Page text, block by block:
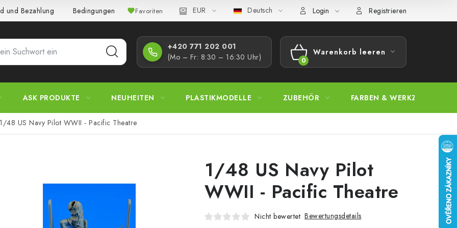
und Bezahlung Bedingungen und Konditionen Datenschutzbestimmungen Beschwerdeverfahren Großhandel
Favoriten EUR Deutsch Login Registrieren
+420 771 202 001​
(Mo – Fr: 8:30 – 16:30 Uhr)
WARENKORB
Warenkorb leeren
ASK PRODUKTE NEUHEITEN PLASTIKMODELLE ZUBEHÖR FARBEN & WERKZEUGE
1/48 US Navy Pilot WWII - Pacific Theatre
1/48 US Navy Pilot
WWII - Pacific Theatre
Nicht bewertet Bewertungsdetails